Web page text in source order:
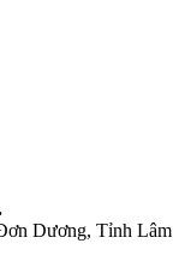
Dương, Tỉnh